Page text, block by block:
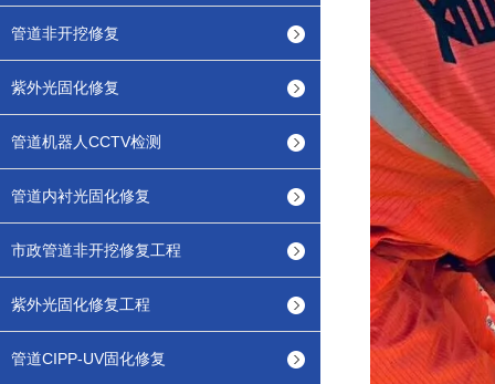
管道非开挖修复
紫外光固化修复
管道机器人CCTV检测
管道内衬光固化修复
市政管道非开挖修复工程
紫外光固化修复工程
管道CIPP-UV固化修复